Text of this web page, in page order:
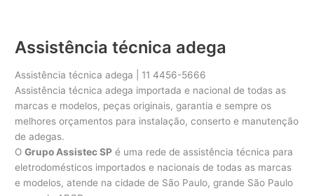
Assistência técnica adega
Assistência técnica adega | 11 4456-5666
Assistência técnica adega importada e nacional de todas as
marcas e modelos, peças originais, garantia e sempre os
melhores orçamentos para instalação, conserto e manutenção
de adegas.
OGrupo Assistec SP é uma rede de assistência técnica para
eletrodomésticos importados e nacionais de todas as marcas
e modelos, atende na cidade de São Paulo, grande São Paulo